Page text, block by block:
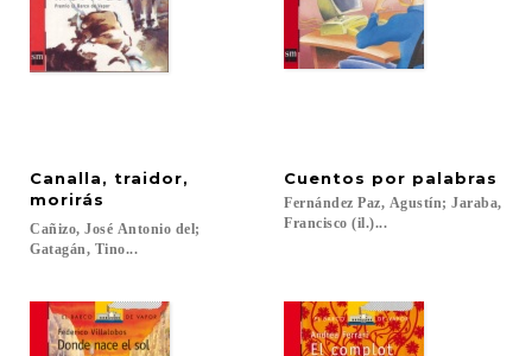
Canalla, traidor,
morirás
Cañizo, José Antonio del;
Gatagán, Tino...
Cuentos por palabras
Fernández Paz, Agustín; Jaraba,
Francisco (il.)...